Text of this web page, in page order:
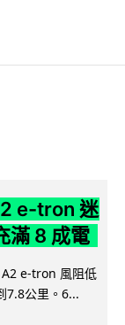
e-tron 迷
滿 8 成電
e-tron 風阻低
7.8公里。6...